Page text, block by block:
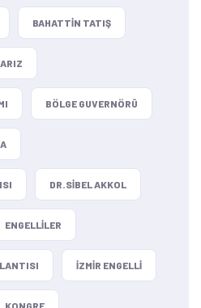
BAHATTIN TATIŞ
BÖLGE GUVERNÖRÜ
DR.SIBEL AKKOL
ENGELLILER
IZMIR ENGELLI
KONGRE